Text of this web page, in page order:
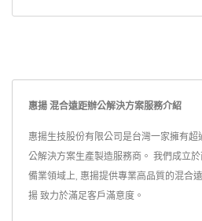
惠揚 混合遠距辦公解決方案服務介紹
惠揚生技股份有限公司是台灣一家擁有
公解決方案生產製造服務商。 我們成立
備業領域上, 惠揚提供專業高品質的混合
揚 致力於滿足客戶滿意度。